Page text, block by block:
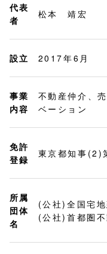
代表
者
松本 靖宏
設立 2017年6月
事業
内容
不動産仲介、
ベーション
免許
登録
東京都知事(2)
所属
団体
名
(公社)全国宅
(公社)首都圏